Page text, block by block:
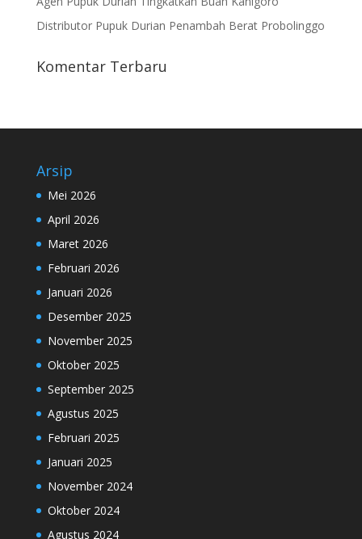
Distributor Pupuk Durian Penambah Berat Probolinggo
Komentar Terbaru
Arsip
Mei 2026
April 2026
Maret 2026
Februari 2026
Januari 2026
Desember 2025
November 2025
Oktober 2025
September 2025
Agustus 2025
Februari 2025
Januari 2025
November 2024
Oktober 2024
Agustus 2024